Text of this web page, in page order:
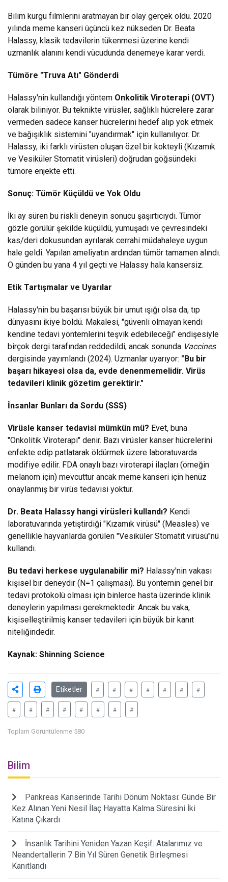
Bilim kurgu filmlerini aratmayan bir olay gerçek oldu. 2020
yılında meme kanseri üçüncü kez nükseden Dr. Beata
Halassy, klasik tedavilerin tükenmesi üzerine kendi
uzmanlık alanını kendi vücudunda denemeye karar verdi.
Tümöre "Truva Atı" Gönderdi
Halassy'nin kullandığı yöntem Onkolitik Viroterapi (OVT)
olarak biliniyor. Bu teknikte virüsler, sağlıklı hücrelere zarar
vermeden sadece kanser hücrelerini hedef alıp yok etmek
ve bağışıklık sistemini "uyandırmak" için kullanılıyor. Dr.
Halassy, iki farklı virüsten oluşan özel bir kokteyli (Kızamık
ve Vesiküler Stomatit virüsleri) doğrudan göğsündeki
tümöre enjekte etti.
Sonuç: Tümör Küçüldü ve Yok Oldu
İki ay süren bu riskli deneyin sonucu şaşırtıcıydı. Tümör
gözle görülür şekilde küçüldü, yumuşadı ve çevresindeki
kas/deri dokusundan ayrılarak cerrahi müdahaleye uygun
hale geldi. Yapılan ameliyatın ardından tümör tamamen alındı.
O günden bu yana 4 yıl geçti ve Halassy hala kansersiz.
Etik Tartışmalar ve Uyarılar
Halassy'nin bu başarısı büyük bir umut ışığı olsa da, tıp
dünyasını ikiye böldü. Makalesi, "güvenli olmayan kendi
kendine tedavi yöntemlerini teşvik edebileceği" endişesiyle
birçok dergi tarafından reddedildi, ancak sonunda Vaccines
dergisinde yayımlandı (2024). Uzmanlar uyarıyor: "Bu bir
başarı hikayesi olsa da, evde denenmemelidir. Virüs
tedavileri klinik gözetim gerektirir."
İnsanlar Bunları da Sordu (SSS)
Virüsle kanser tedavisi mümkün mü? Evet, buna
"Onkolitik Viroterapi" denir. Bazı virüsler kanser hücrelerini
enfekte edip patlatarak öldürmek üzere laboratuvarda
modifiye edilir. FDA onaylı bazı viroterapi ilaçları (örneğin
melanom için) mevcuttur ancak meme kanseri için henüz
onaylanmış bir virüs tedavisi yoktur.
Dr. Beata Halassy hangi virüsleri kullandı? Kendi
laboratuvarında yetiştirdiği "Kızamık virüsü" (Measles) ve
genellikle hayvanlarda görülen "Vesiküler Stomatit virüsü"nü
kullandı.
Bu tedavi herkese uygulanabilir mi? Halassy'nin vakası
kişisel bir deneydir (N=1 çalışması). Bu yöntemin genel bir
tedavi protokolü olması için binlerce hasta üzerinde klinik
deneylerin yapılması gerekmektedir. Ancak bu vaka,
kişiselleştirilmiş kanser tedavileri için büyük bir kanıt
niteliğindedir.
Kaynak: Shinning Science
Etiketler # # # # # # #
# # # # # # # #
Toplam Görüntülenme 580
Bilim
Pankreas Kanserinde Tarihi Dönüm Noktası: Günde Bir
Kez Alınan Yeni Nesil İlaç Hayatta Kalma Süresini İki
Katına Çıkardı
İnsanlık Tarihini Yeniden Yazan Keşif: Atalarımız ve
Neandertallerin 7 Bin Yıl Süren Genetik Birleşmesi
Kanıtlandı